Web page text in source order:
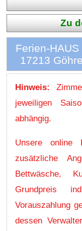
Zu
Ferien-
17213
Hinweis:
jeweiligen
abhängig.
Unsere online
zusätzliche
Bettwäsche,
Grundpreis
Vorauszahlung
dessen